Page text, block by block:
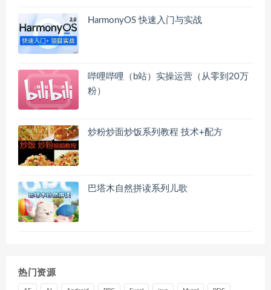
HarmonyOS 快速入门与实战
哔哩哔哩（b站）实操运营（从零到20万
粉）
炒粉炒面炒饭系列教程 技术+配方
巴塔木自然拼读系列儿歌
热门资源